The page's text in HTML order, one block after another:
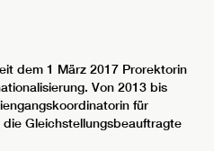
dem 1 März 2017 Prorektorin
Von 2013 bis
für
Gleichstellungsbeauftragte